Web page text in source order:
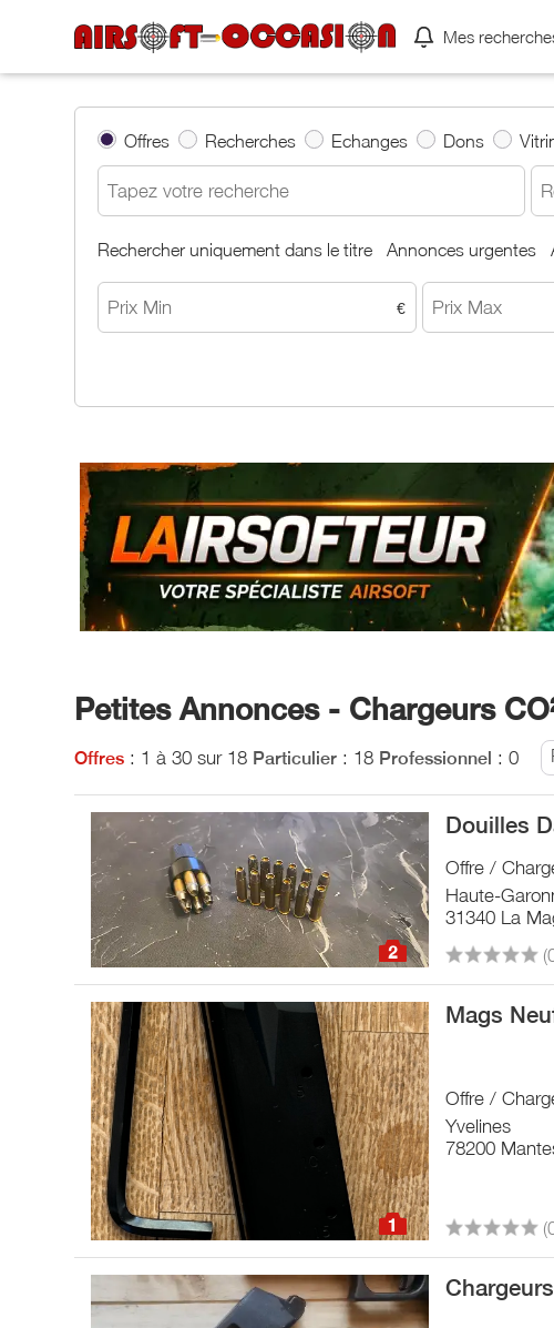
Mes
Offres Recherches Echanges Dons
Rechercher uniquement dans le titre Annonces urgentes
€
Petites Annonces - Chargeurs
Offres : 1 à 30 sur 18 Particulier : 18 Professionnel : 0
2
Douilles
Offre /
Haute-
31340 La
1
Mags
Offre /
Yvelines
78200